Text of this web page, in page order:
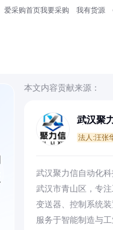
爱采购首页我要采购 我有货源
本文内容贡献来源：
武汉聚
法人:汪张
武汉聚力信自动化
武汉市青山区，专
变送器、控制系统
服务于智能制造与